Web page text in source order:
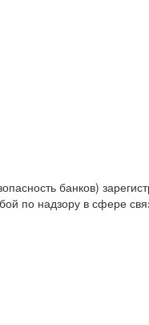
банков)
по надзору в сфере